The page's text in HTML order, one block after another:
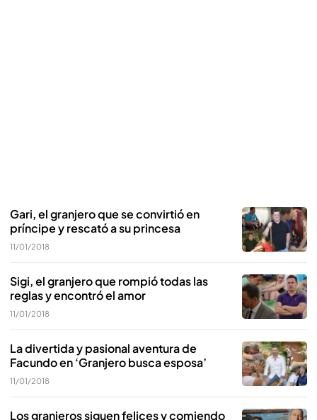
Gari, el granjero que se convirtió en
príncipe y rescató a su princesa
11/01/2018
Sigi, el granjero que rompió todas las
reglas y encontró el amor
11/01/2018
La divertida y pasional aventura de
Facundo en ‘Granjero busca esposa’
11/01/2018
Los granjeros siguen felices y comiendo